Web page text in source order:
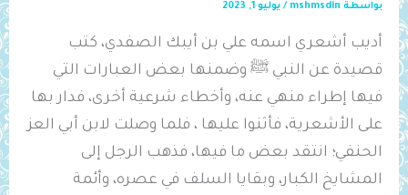
بواسطة mshmsdin
/يوليو 1, 2023
أديب أشعري اسمه علي بن ‌أيبك الصفدي، كتب
قصيدة عن النبي ﷺ وضمنها بعض العبارات التي
فيها إطراء منهي عنه، وأخطاء شرعية أخرى، فدار بها
على الأشعرية، فأثنوا عليها ، فلما وصلت لابن أبي العز
الحنفي؛ انتقد بعض ما فيها، فذهب الرجل إلى
المشايخ الكبار، وبقايا السلف في عصره، وأئمة